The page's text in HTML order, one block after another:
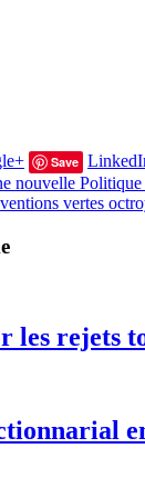
Save
nouvelle
vertes
rejets